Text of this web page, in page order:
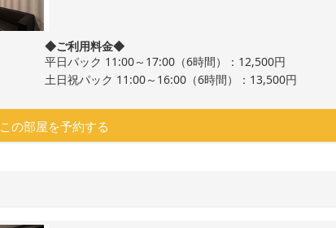
◆ご利用料金◆
平日パック 11:00～17:00（6時間）：12,500円
土日祝パック 11:00～16:00（6時間）：13,500円
この部屋を予約する